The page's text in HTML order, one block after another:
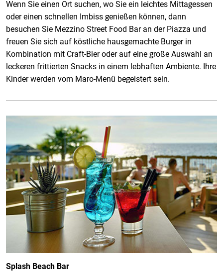
Wenn Sie einen Ort suchen, wo Sie ein leichtes Mittagessen
oder einen schnellen Imbiss genießen können, dann
besuchen Sie Mezzino Street Food Bar an der Piazza und
freuen Sie sich auf köstliche hausgemachte Burger in
Kombination mit Craft-Bier oder auf eine große Auswahl an
leckeren frittierten Snacks in einem lebhaften Ambiente. Ihre
Kinder werden vom Maro-Menü begeistert sein.
Splash Beach Bar